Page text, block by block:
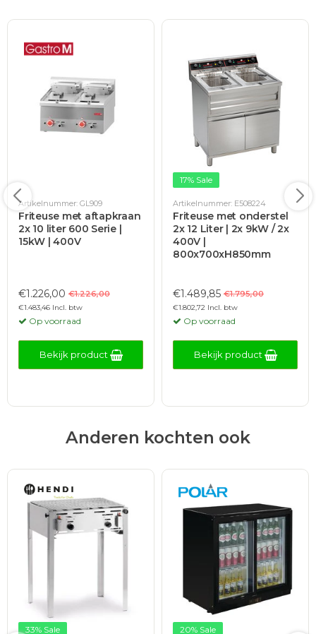
Artikelnummer: GL909
Friteuse met aftapkraan
2x 10 liter 600 Serie |
15kW | 400V
€1.226,00 €1.226,00
€1.483,46 Incl. btw
Op voorraad
Bekijk product
17% Sale
Artikelnummer: E508224
Friteuse met onderstel
2x 12 Liter | 2x 9kW / 2x
400V |
800x700xH850mm
€1.489,85 €1.795,00
€1.802,72 Incl. btw
Op voorraad
Bekijk product
Anderen kochten ook
33% Sale 20% Sale